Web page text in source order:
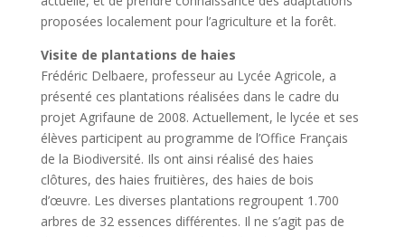
proposées localement pour l’agriculture et la forêt.
Visite de plantations de haies
Frédéric Delbaere, professeur au Lycée Agricole, a
présenté ces plantations réalisées dans le cadre du
projet Agrifaune de 2008. Actuellement, le lycée et ses
élèves participent au programme de l’Office Français
de la Biodiversité. Ils ont ainsi réalisé des haies
clôtures, des haies fruitières, des haies de bois
d’œuvre. Les diverses plantations regroupent 1.700
arbres de 32 essences différentes. Il ne s’agit pas de